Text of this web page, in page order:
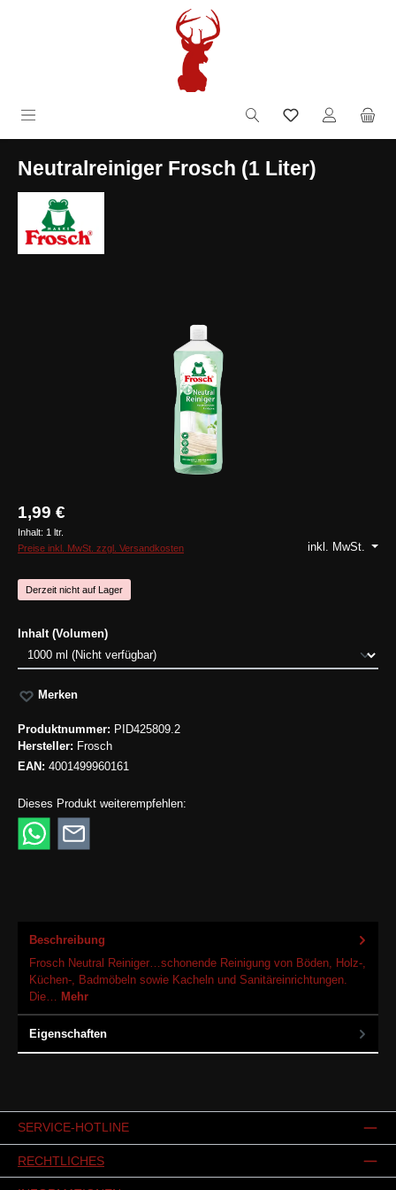
Neutralreiniger Frosch (1 Liter)
1,99 €
Inhalt: 1 ltr.
inkl. MwSt.
Preise inkl. MwSt. zzgl. Versandkosten
Derzeit nicht auf Lager
Inhalt (Volumen)auswählen
Merken
Produktnummer: PID425809.2
Hersteller: Frosch
EAN: 4001499960161
Dieses Produkt weiterempfehlen:
Beschreibung
Frosch Neutral Reiniger…schonende Reinigung von Böden, Holz-,
Küchen-, Badmöbeln sowie Kacheln und Sanitäreinrichtungen.
Die… Mehr
Eigenschaften
SERVICE-HOTLINE
RECHTLICHES